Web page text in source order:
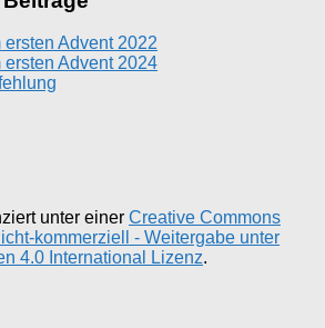
Advent 2022
Advent 2024
unter einer Creative Commons
kommerziell - Weitergabe unter
4.0 International Lizenz.